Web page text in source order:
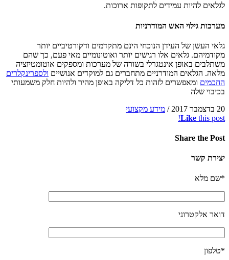
לגלאים להיות עמידים לתקופות ארוכות.
מערכות גילוי האש המודרניות
גלאי העשן של העידן הנוכחי הינם מתקדמים ודקורטיביים יותר
מקודמיהם. גלאים אלו רגישים יותר ואוטונומיים מאי פעם, כך שהם
משתלבים באופן אינטגרלי בשורה של מערכות ומספקים אוטומטיזציה
מלאה. הגלאים המודרניים מתחברים גם למוקדים אנושיים ולספרינקלרים
החכמים ומאפשרים לזהות כל דליקה באופן מהיר ולהיות חלק משמעותי
בכיבוי שלה
20 בדצמבר 2017
/ מידע מקצועי
Like this post!
Share the Post
יצירת קשר
*שם מלא
דואר אלקטרוני
*טלפון